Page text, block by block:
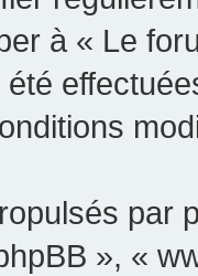
à « Le
par
», «